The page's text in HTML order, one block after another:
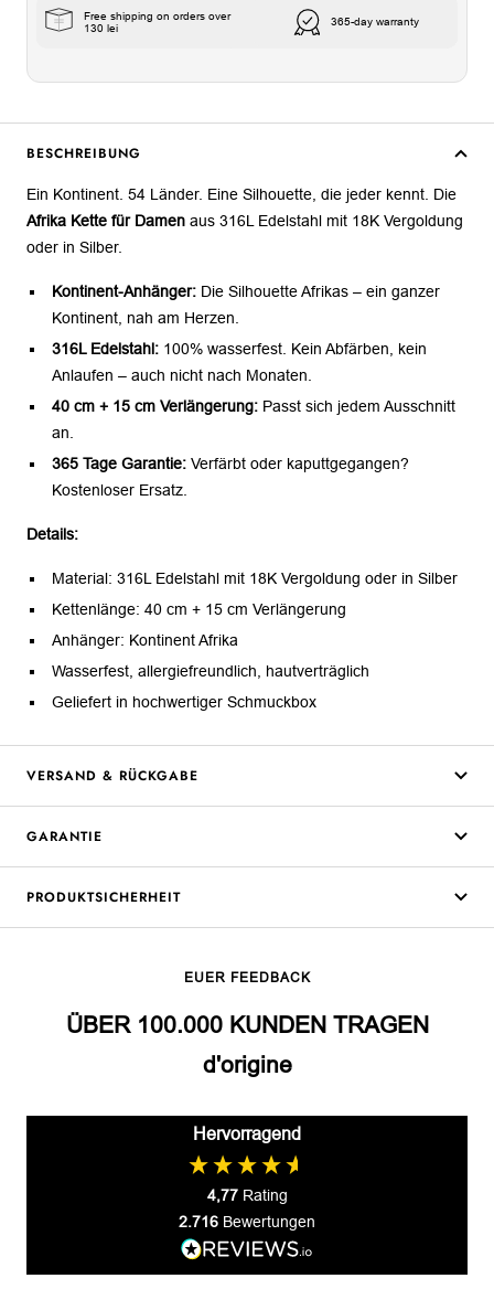
Free shipping on orders over
130 lei
365-day warranty
BESCHREIBUNG
Ein Kontinent. 54 Länder. Eine Silhouette, die jeder kennt. Die
Afrika Kette für Damen aus 316L Edelstahl mit 18K Vergoldung
oder in Silber.
Kontinent-Anhänger:Die Silhouette Afrikas – ein ganzer
Kontinent, nah am Herzen.
316L Edelstahl:100% wasserfest. Kein Abfärben, kein
Anlaufen – auch nicht nach Monaten.
40 cm + 15 cm Verlängerung:Passt sich jedem Ausschnitt
an.
365 Tage Garantie:Verfärbt oder kaputtgegangen?
Kostenloser Ersatz.
Details:
Material: 316L Edelstahl mit 18K Vergoldung oder in Silber
Kettenlänge: 40 cm + 15 cm Verlängerung
Anhänger: Kontinent Afrika
Wasserfest, allergiefreundlich, hautverträglich
Geliefert in hochwertiger Schmuckbox
VERSAND & RÜCKGABE
GARANTIE
PRODUKTSICHERHEIT
EUER FEEDBACK
ÜBER 100.000 KUNDEN TRAGEN
d'origine
Hervorragend
4,77 Rating
2.716 Bewertungen